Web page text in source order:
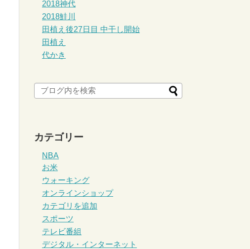
2018神代
2018鮭川
田植え後27日目 中干し開始
田植え
代かき
カテゴリー
NBA
お米
ウォーキング
オンラインショップ
カテゴリを追加
スポーツ
テレビ番組
デジタル・インターネット